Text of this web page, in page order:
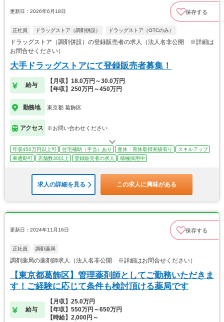
更新日：2026年6月18日 保存する
正社員 ドラッグストア（調剤併設） ドラッグストア（OTCのみ）
ドラッグストア（調剤併設）の登録販売者の求人（法人名非公開 ※詳細は
お問合せください）
大手ドラッグストアにて登録販売者募集！
給与
【月収】18.0万円～30.0万円
【年収】250万円～450万円
勤務地 東京都 葛飾区
アクセス ※お問い合わせください
年収450万円以上可 住宅補助（手当）あり 産休・育休取得実績有り
スキルアップ
車通勤可
店舗数30以上 登録販売者の求人 積極採用中
求人の詳細を見る この求人に興味がある
更新日：2024年11月16日 保存する
正社員 調剤薬局
調剤薬局の薬剤師求人（法人名非公開 ※詳細はお問合せください）
【東京都葛飾区】管理薬剤師としてご勤務いただきま
す！ご経験に応じて条件も検討頂ける薬局です
給与
【月収】25.0万円
【年収】550万円～650万円
【時給】2,000円～